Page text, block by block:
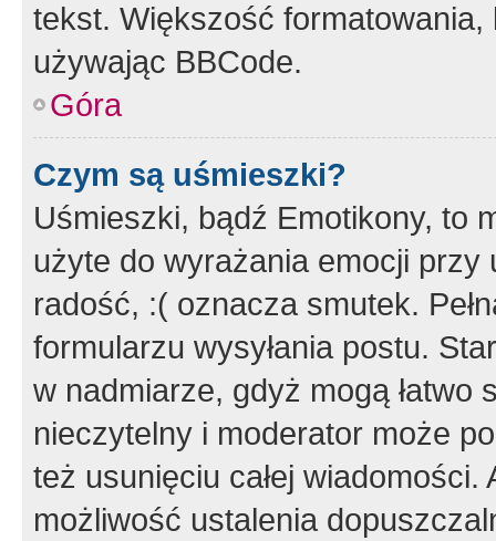
tekst. Większość
używając BBCode.
Góra
Czym są uśmieszki?
Uśmieszki, bądź Emotikony, to
użyte do wyrażania emocji
radość, :( oznacza smutek.
formularzu wysyłania postu.
w nadmiarze, gdyż mogą
nieczytelny i moderator może
też usunięciu całej
możliwość ustalenia